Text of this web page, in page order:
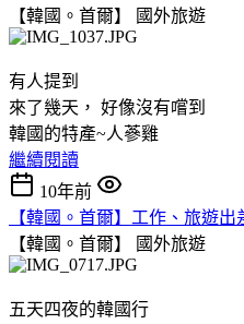
【韓國。首爾】
國外旅遊
有人提到
來了幾天， 好像沒有嚐到
韓國的特產~人蔘雞
繼續閱讀
10年前
【韓國。首爾】工作、旅遊出
【韓國。首爾】
國外旅遊
五天四夜的韓國行